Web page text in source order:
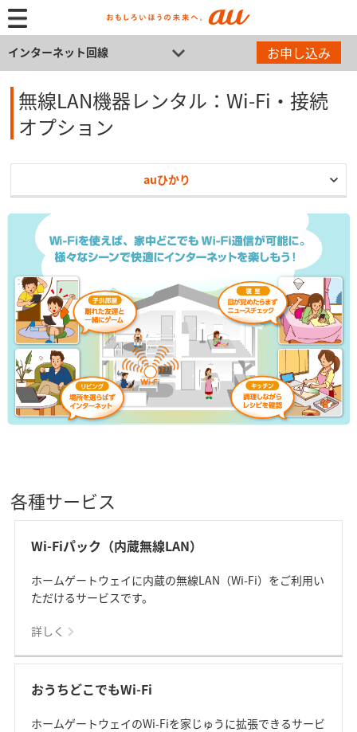
インターネット回線 お申し込み
無線LAN機器レンタル：Wi-Fi・接続
オプション
auひかり
各種サービス
Wi-Fiパック（内蔵無線LAN）
ホームゲートウェイに内蔵の無線LAN（Wi-Fi）をご利用い
ただけるサービスです。
詳しく
おうちどこでもWi-Fi
ホームゲートウェイのWi-Fiを家じゅうに拡張できるサービ